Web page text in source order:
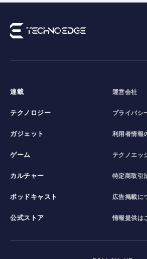
連載
テクノロジー
ガジェット
ゲーム
カルチャー
ポッドキャスト
公式ストア
運営会社
プライバシ
利用者情報
テクノエッ
特定商取引
広告掲載に
情報提供は